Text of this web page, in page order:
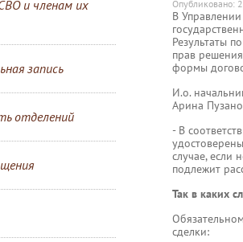
и членам их
запись
отделений
Опубликовано:
В
Результаты
прав
формы
И.о.
Арина
- В
случае, если
подлежит
Так в каких
сделки: